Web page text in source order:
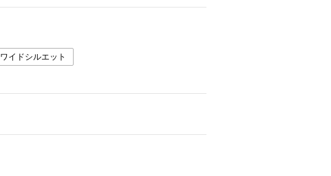
ワイドシルエット